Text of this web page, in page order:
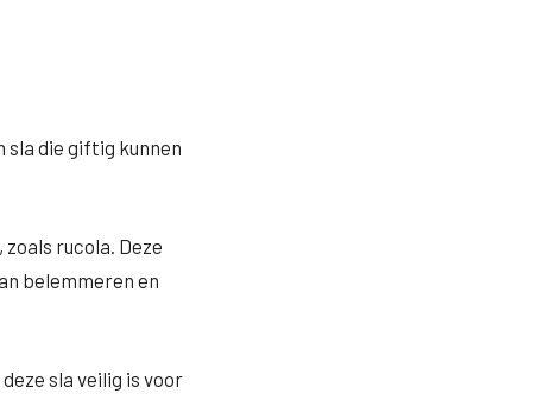
sla die giftig kunnen
rucola. Deze
belemmeren en
sla veilig is voor